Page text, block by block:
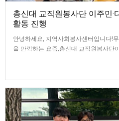
총신대 교직원봉사단 이주민·
활동 진행
안녕하세요, 지역사회봉사센터입니다!
을 만끽하는 요즘,총신대 교직원봉사단